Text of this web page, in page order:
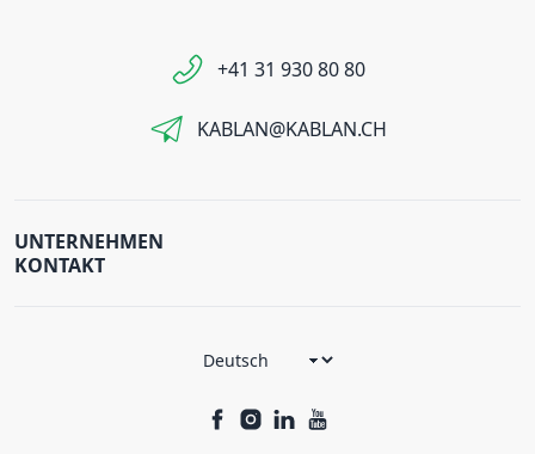
+41 31 930 80 80
KABLAN@KABLAN.CH
UNTERNEHMEN
KONTAKT